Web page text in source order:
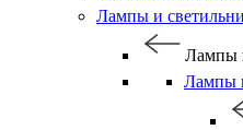
Лампы и
Лампы
Лампы